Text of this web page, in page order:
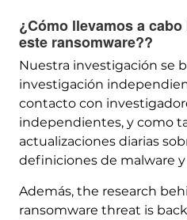
¿Cómo llevamos a
este ransomware??
Nuestra investigación se
investigación
contacto con
independientes, y como
actualizaciones diarias
definiciones de malware
Además, the research
ransomware threat is